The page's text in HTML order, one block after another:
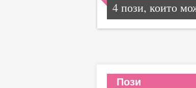
4 пози, които
Пози